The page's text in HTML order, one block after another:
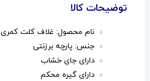
توضیحات کالا
نام محصول: غلاف کلت کمری
جنس: پارچه برزنتی
دارای جای خشاب
دارای گیره محکم